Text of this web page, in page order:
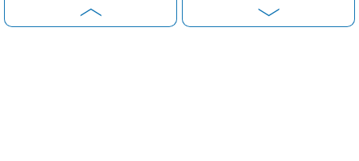
Eisenstadt 25° Regenschauer 91%